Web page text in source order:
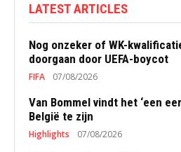
LATEST ARTICLES
Nog onzeker of WK-
doorgaan door UEFA-boycot
FIFA 07/08/2026
Van Bommel vindt het ‘een
België te zijn
Highlights 07/08/2026